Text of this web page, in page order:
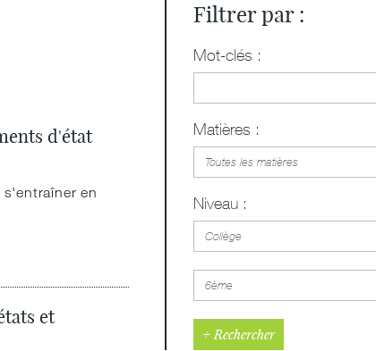
d'état
en
et
Filtrer par :
Mot-clés :
Matières :
Niveau :